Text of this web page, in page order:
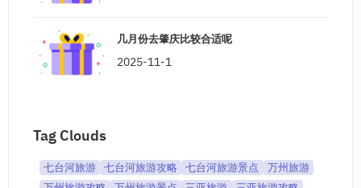
几月份去肇庆比较合适呢
2025-11-1
Tag Clouds
七台河旅游 七台河旅游攻略 七台河旅游景点
万州旅游